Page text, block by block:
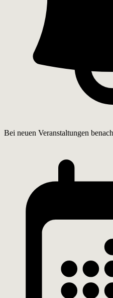
Bei neuen Veranstaltungen